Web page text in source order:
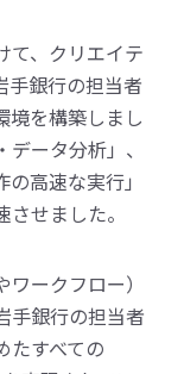
て、クリエイテ
手銀行の担当者
境を構築しまし
ータ分析」、
高速な実行」
せました。
ークフロー）
手銀行の担当者
たすべての